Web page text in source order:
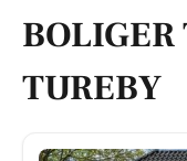
TUREBY